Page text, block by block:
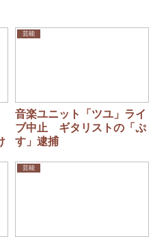
芸能
音楽ユニット「ツユ」ライ
ブ中止 ギタリストの「ぷ
す」逮捕
芸能